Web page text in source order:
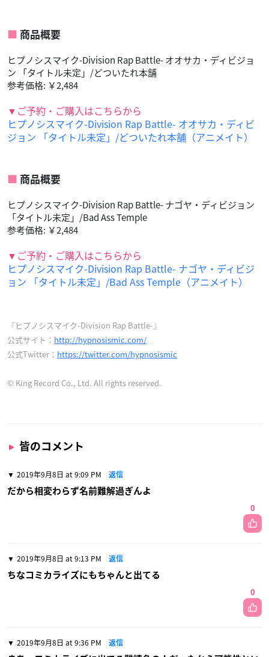
商品概要
ヒプノシスマイク-Division Rap Battle- オオサカ・ディビジョ
ン 「タイトル未定」/どついたれ本舗
参考価格: ￥2,484
▼ご予約・ご購入はこちらから
ヒプノシスマイク-Division Rap Battle- オオサカ・ディビ
ジョン 「タイトル未定」/どついたれ本舗（アニメイト）
商品概要
ヒプノシスマイク-Division Rap Battle- ナゴヤ・ディビジョン
「タイトル未定」/Bad Ass Temple
参考価格: ￥2,484
▼ご予約・ご購入はこちらから
ヒプノシスマイク-Division Rap Battle- ナゴヤ・ディビジ
ョン 「タイトル未定」/Bad Ass Temple（アニメイト）
『ヒプノシスマイク-Division Rap Battle-』
公式サイト： http://hypnosismic.com/
公式Twitter： https://twitter.com/hypnosismic
© King Record Co., Ltd. All rights reserved.
皆のコメント
2019年9月8日 at 9:09 PM 返信
だから相変わらず名前難解過ぎんよ
0
2019年9月8日 at 9:13 PM 返信
ちなコミカライズにもちゃんと出てる
0
2019年9月8日 at 9:36 PM 返信